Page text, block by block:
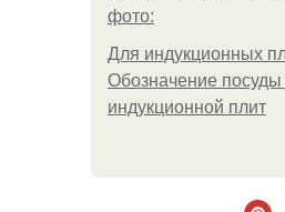
фото:
Для индукционных
Обозначение посуды
индукционной плит